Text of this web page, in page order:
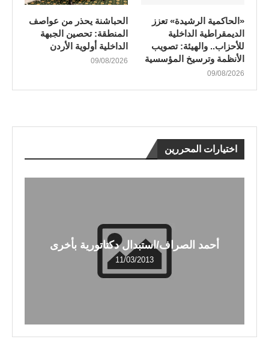
«الحاكمية الرشيدة» تعزز
الديمقراطية الداخلية
للأحزاب.. والهيئة: تصويب
الأنظمة وترسيخ المؤسسية
09/08/2026
الحباشنة يحذر من عواصف
المنطقة: تحصين الجبهة
الداخلية أولوية الأردن
09/08/2026
اختيارات المحررين
أحمد الصراف/استبدال دكتاتورية بأخرى
11/03/2013